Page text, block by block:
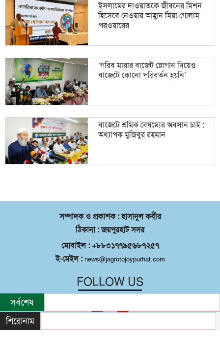
ইসলামের দাওয়াতকে জীবনের মিশন
হিসেবে নেওয়ার আহ্বান মিয়া গোলাম
পরওয়ারের
‘গরিব মারার বাজেট স্লোগান দিয়েও
বাজেটে কোনো পরিবর্তন হয়নি’
বাজেটে শ্রমিক বৈষম্যের অবসান চাই :
অধ্যাপক মুজিবুর রহমান
সম্পাদক ও প্রকাশক : হাসানুল কবীর
ঠিকানা : জয়পুরহাট সদর
মোবাইল : +৮৮০১৭৭৯৫৬৮৭২৫৭
ই-মেইল : news@jagrotojoypurhat.com
FOLLOW US
©২০২৬ |জয়পুরহাট সদরকর্তৃক সর্বস্বত্ব®সংরক্ষিত
সর্বশেষ
শিরোনাম